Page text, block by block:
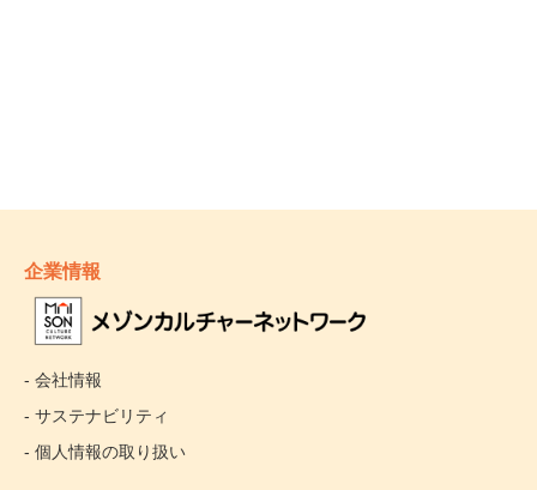
企業情報
- 会社情報
- サステナビリティ
- 個人情報の取り扱い